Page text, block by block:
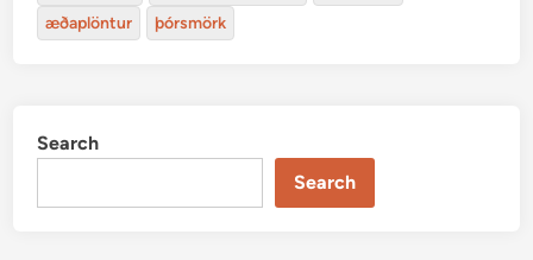
æðaplöntur
þórsmörk
Search
Search